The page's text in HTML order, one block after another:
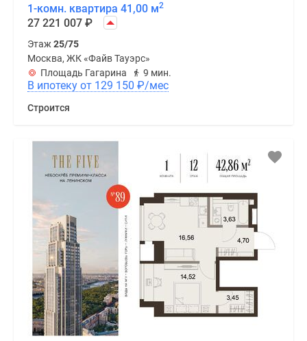
1-комн. квартира 41,00 м2
27 221 007 ₽
Этаж25/75
Москва, ЖК «Файв Тауэрс»
Площадь Гагарина
9 мин.
В ипотеку от 129 150 ₽/мес
Строится